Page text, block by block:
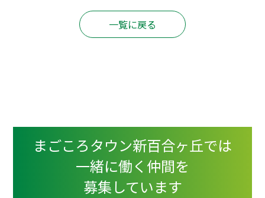
一覧に戻る
まごころタウン新百合ヶ丘では
一緒に働く仲間を
募集しています